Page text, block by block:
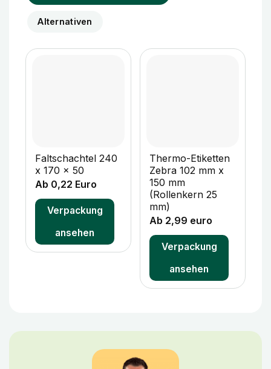
Alternativen
Faltschachtel 240
x 170 x 50
Ab 0,22 Euro
Verpackung
ansehen
Thermo-Etiketten
Zebra 102 mm x
150 mm
(Rollenkern 25
mm)
Ab 2,99 euro
Verpackung
ansehen